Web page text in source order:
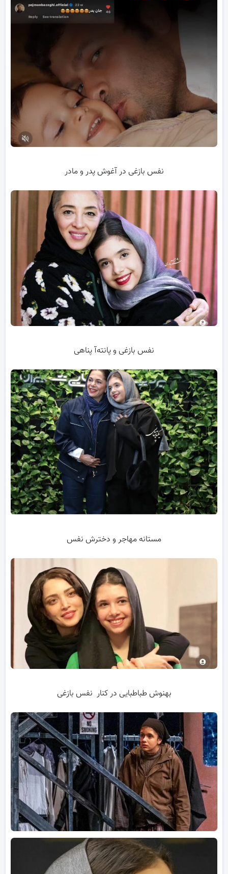
نفس بازغی در آغوش پدر و مادر
نفس بازغی و پانته‌آ پناهی
مستانه مهاجر و دخترش نفس
بهنوش طباطبایی در کنار نفس بازغی